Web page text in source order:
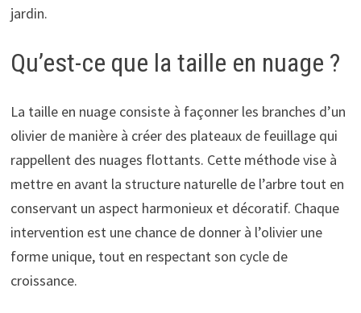
jardin.
Qu’est-ce que la taille en nuage ?
La taille en nuage consiste à façonner les branches d’un
olivier de manière à créer des plateaux de feuillage qui
rappellent des nuages flottants. Cette méthode vise à
mettre en avant la structure naturelle de l’arbre tout en
conservant un aspect harmonieux et décoratif. Chaque
intervention est une chance de donner à l’olivier une
forme unique, tout en respectant son cycle de
croissance.